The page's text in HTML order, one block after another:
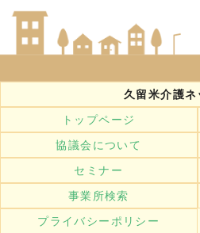
久留米介護
トップページ
協議会について
セミナー
事業所検索
プライバシーポリシー